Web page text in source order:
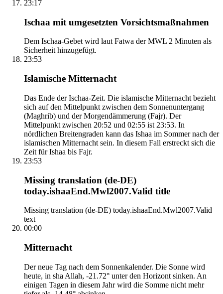
23:17
Ischaa mit umgesetzten Vorsichtsmaßnahmen
Dem Ischaa-Gebet wird laut Fatwa der MWL 2 Minuten als
Sicherheit hinzugefügt.
23:53
Islamische Mitternacht
Das Ende der Ischaa-Zeit. Die islamische Mitternacht bezieht
sich auf den Mittelpunkt zwischen dem Sonnenuntergang
(Maghrib) und der Morgendämmerung (Fajr). Der
Mittelpunkt zwischen 20:52 und 02:55 ist 23:53. In
nördlichen Breitengraden kann das Ishaa im Sommer nach der
islamischen Mitternacht sein. In diesem Fall erstreckt sich die
Zeit für Ishaa bis Fajr.
23:53
Missing translation (de-DE)
today.ishaaEnd.Mwl2007.Valid title
Missing translation (de-DE) today.ishaaEnd.Mwl2007.Valid
text
00:00
Mitternacht
Der neue Tag nach dem Sonnenkalender. Die Sonne wird
heute, in sha Allah, -21.72° unter den Horizont sinken. An
einigen Tagen in diesem Jahr wird die Somme nicht mehr